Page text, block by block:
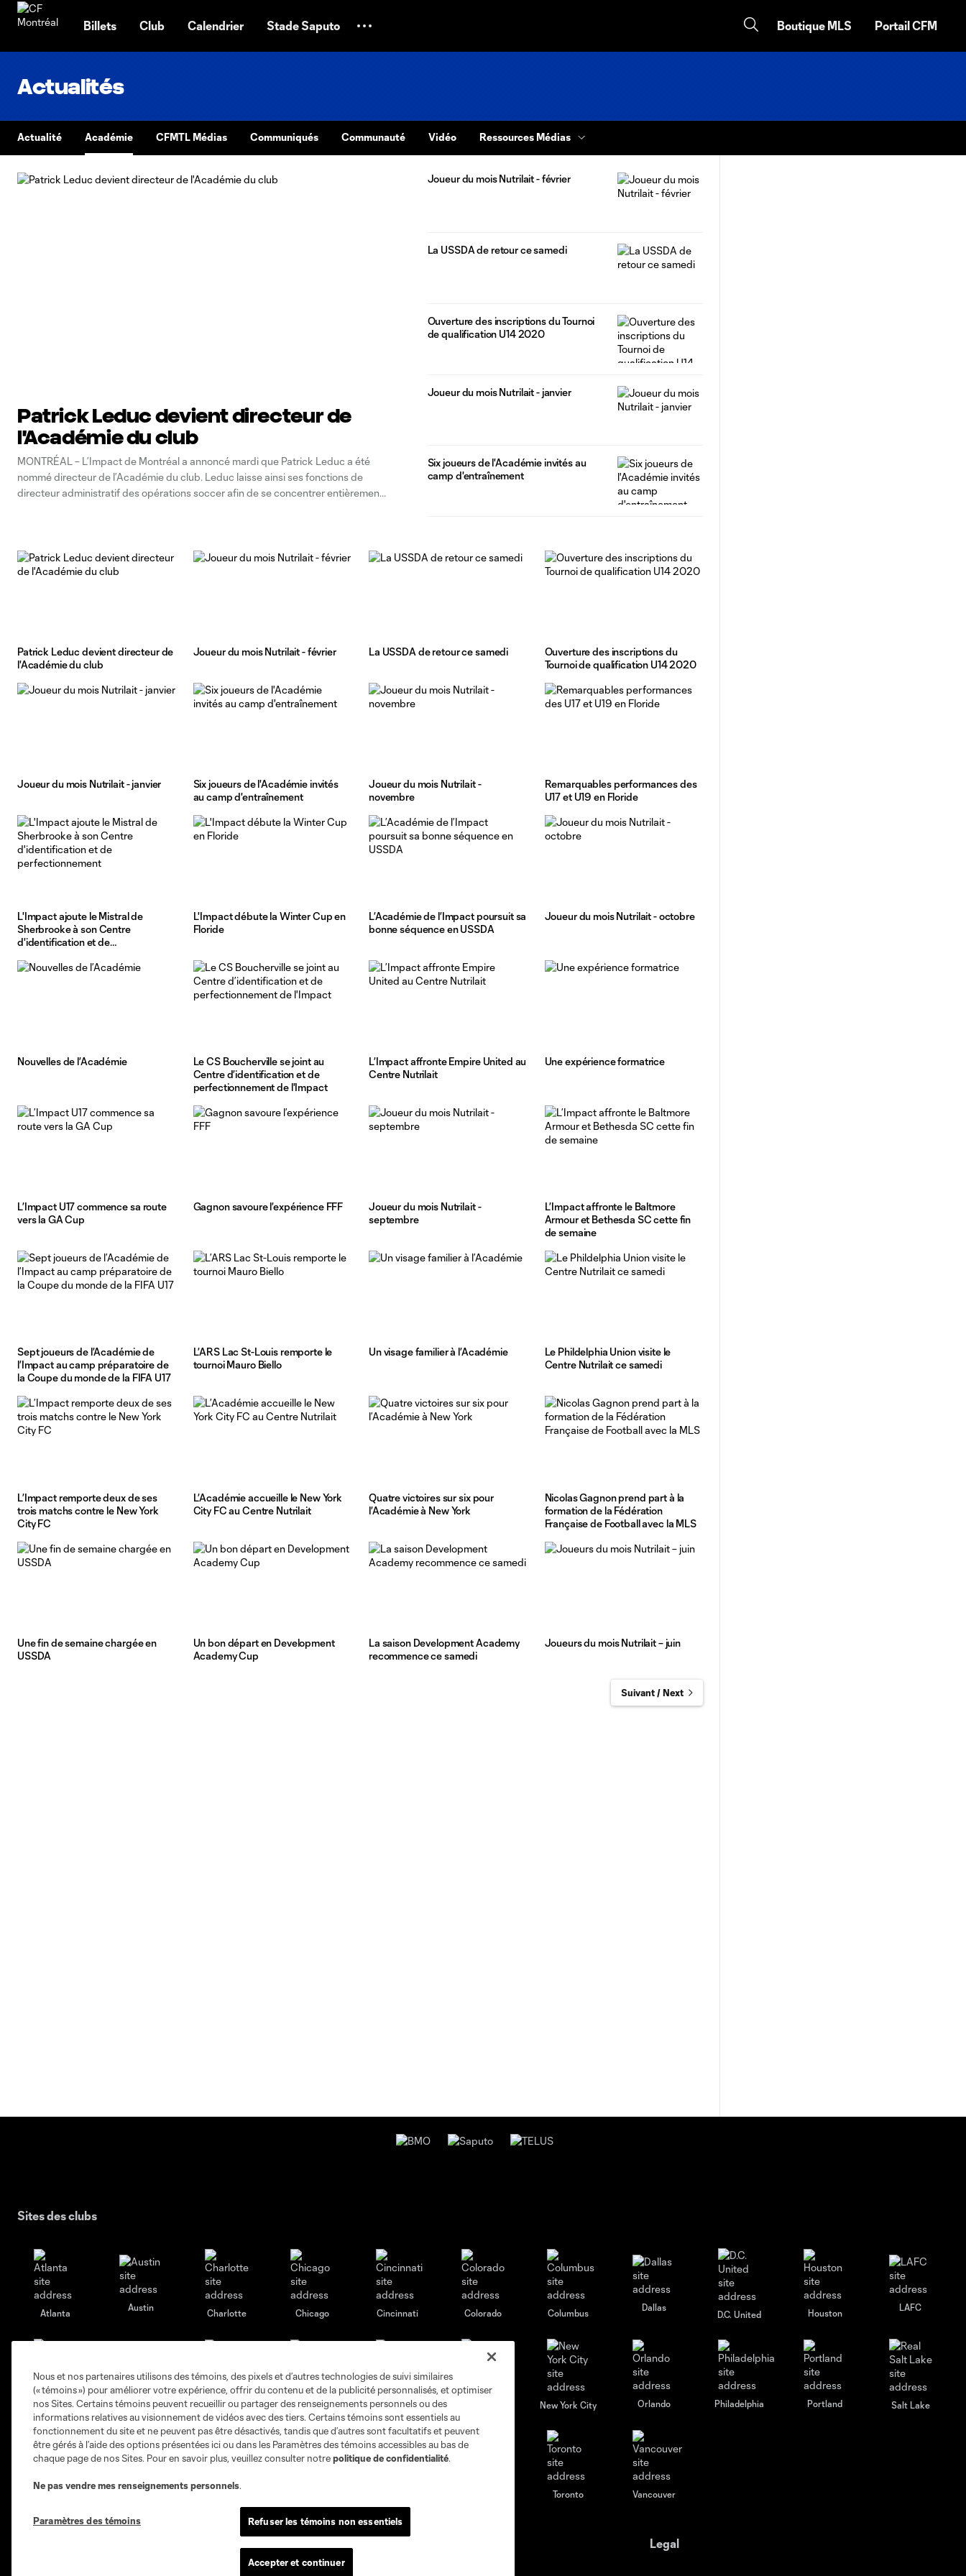
Billets Club Calendrier Stade Saputo Boutique MLS Portail CFM
Actualités
Actualité Académie CFMTL Médias Communiqués Communauté Vidéo Ressources Médias
Patrick Leduc devient directeur de
l'Académie du club
MONTRÉAL – L’Impact de Montréal a annoncé mardi que Patrick Leduc a été
nommé directeur de l’Académie du club. Leduc laisse ainsi ses fonctions de
directeur administratif des opérations soccer afin de se concentrer entièrement
Joueur du mois Nutrilait - février
La USSDA de retour ce samedi
Ouverture des inscriptions du Tournoi
de qualification U14 2020
Joueur du mois Nutrilait - janvier
Six joueurs de l'Académie invités au
camp d'entraînement
Patrick Leduc devient directeur de
l'Académie du club
Joueur du mois Nutrilait - février La USSDA de retour ce samedi
Ouverture des inscriptions du
Tournoi de qualification U14 2020
Joueur du mois Nutrilait - janvier
Six joueurs de l'Académie invités
au camp d'entraînement
Joueur du mois Nutrilait -
novembre
Remarquables performances des
U17 et U19 en Floride
L'Impact ajoute le Mistral de
Sherbrooke à son Centre
d'identification et de
L'Impact débute la Winter Cup en
Floride
L’Académie de l’Impact poursuit sa
bonne séquence en USSDA
Joueur du mois Nutrilait - octobre
Nouvelles de l’Académie
Le CS Boucherville se joint au
Centre d’identification et de
perfectionnement de l'Impact
L’Impact affronte Empire United au
Centre Nutrilait
Une expérience formatrice
L’Impact U17 commence sa route
vers la GA Cup
Gagnon savoure l’expérience FFF
Joueur du mois Nutrilait -
septembre
L’Impact affronte le Baltmore
Armour et Bethesda SC cette fin
de semaine
Sept joueurs de l’Académie de
l’Impact au camp préparatoire de
la Coupe du monde de la FIFA U17
L’ARS Lac St-Louis remporte le
tournoi Mauro Biello
Un visage familier à l’Académie
Le Phildelphia Union visite le
Centre Nutrilait ce samedi
L’Impact remporte deux de ses
trois matchs contre le New York
City FC
L’Académie accueille le New York
City FC au Centre Nutrilait
Quatre victoires sur six pour
l’Académie à New York
Nicolas Gagnon prend part à la
formation de la Fédération
Française de Football avec la MLS
Une fin de semaine chargée en
USSDA
Un bon départ en Development
Academy Cup
La saison Development Academy
recommence ce samedi
Joueurs du mois Nutrilait – juin
Suivant / Next
Sites des clubs
Atlanta
Austin
Charlotte Chicago Cincinnati Colorado Columbus
Dallas
D.C. United Houston
LAFC
LA Galaxy
Miami
Minnesota Montreal Nashville New York City Orlando Philadelphia Portland Salt Lake
San Jose
Toronto Vancouver
Legal
Nous et nos partenaires utilisons des témoins, des pixels et d’autres technologies de suivi similaires
(« témoins ») pour améliorer votre expérience, offrir du contenu et de la publicité personnalisés, et optimiser
nos Sites. Certains témoins peuvent recueillir ou partager des renseignements personnels ou des
informations relatives au visionnement de vidéos avec des tiers. Certains témoins sont essentiels au
fonctionnement du site et ne peuvent pas être désactivés, tandis que d’autres sont facultatifs et peuvent
être gérés à l’aide des options présentées ici ou dans les Paramètres des témoins accessibles au bas de
chaque page de nos Sites. Pour en savoir plus, veuillez consulter notrepolitique de confidentialité.
Ne pas vendre mes renseignements personnels.
Paramètres des témoins Refuser les témoins non essentiels
Accepter et continuer